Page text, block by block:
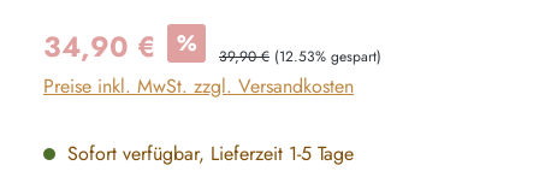
Verkaufspreis:
34,90 € % Regulärer Preis:
39,90 € (12.53% gespart)
Preise inkl. MwSt. zzgl. Versandkosten
Sofort verfügbar, Lieferzeit 1-5 Tage